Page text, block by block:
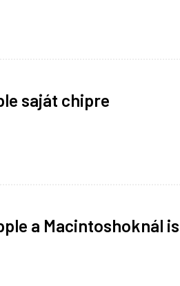
saját chipre
a Macintoshoknál is